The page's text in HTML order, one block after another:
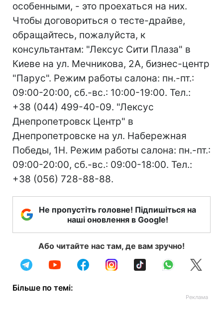
особенными, - это проехаться на них.
Чтобы договориться о тесте-драйве,
обращайтесь, пожалуйста, к
консультантам: "Лексус Сити Плаза" в
Киеве на ул. Мечникова, 2А, бизнес-центр
"Парус". Режим работы салона: пн.-пт.:
09:00-20:00, сб.-вс.: 10:00-19:00. Тел.:
+38 (044) 499-40-09. "Лексус
Днепропетровск Центр" в
Днепропетровске на ул. Набережная
Победы, 1Н. Режим работы салона: пн.-пт.:
09:00-20:00, сб.-вс.: 09:00-18:00. Тел.:
+38 (056) 728-88-88.
Не пропустіть головне! Підпишіться на
наші оновлення в Google!
Або читайте нас там, де вам зручно!
Більше по темі: